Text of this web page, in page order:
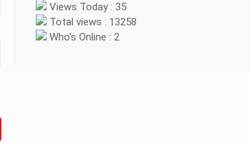
Views Today : 35
Total views : 13258
Who's Online : 2